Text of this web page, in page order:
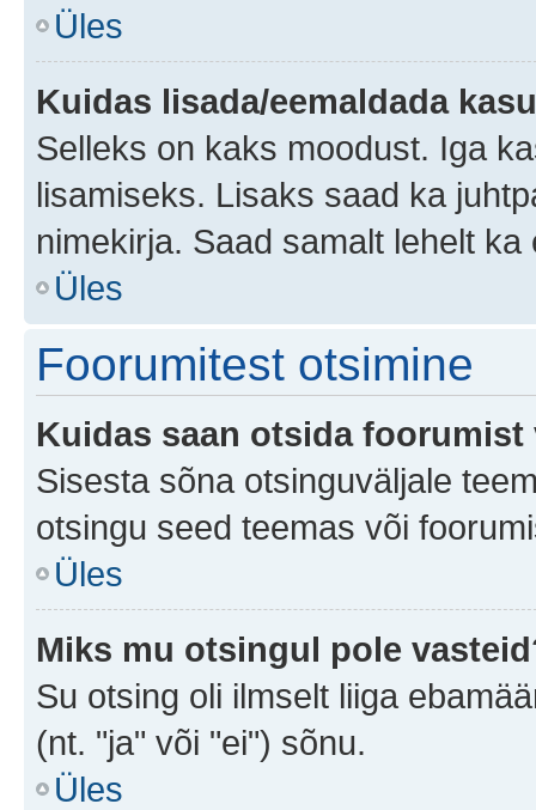
Üles
Kuidas lisada/eemaldada
Selleks on kaks moodust. Iga
lisamiseks. Lisaks saad ka
nimekirja. Saad samalt lehelt ka
Üles
Foorumitest otsimine
Kuidas saan otsida
Sisesta sõna otsinguväljale
otsingu seed teemas või
Üles
Miks mu otsingul pole
Su otsing oli ilmselt liiga
(nt. "ja" või "ei") sõnu.
Üles